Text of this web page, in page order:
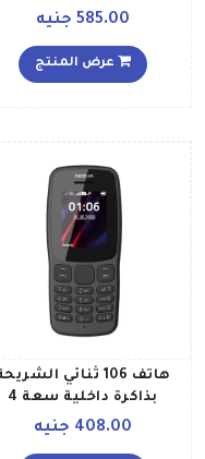
585.00 جنيه
عرض المنتج
هاتف 106 ثنائي
بذاكرة داخلية سعة 4
408.00 جنيه